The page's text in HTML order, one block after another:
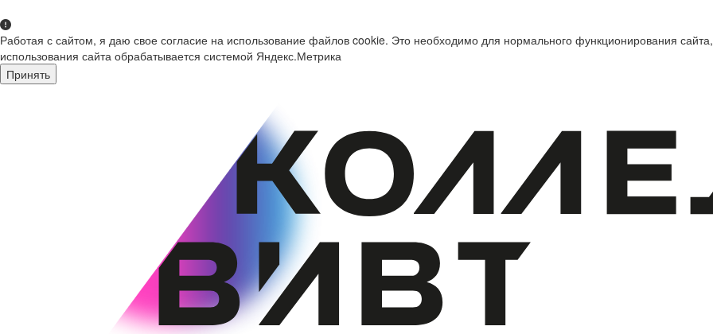
Работая с сайтом, я даю свое согласие на использование файлов cookie. Это необходимо для нормального функционирования
использования сайта обрабатывается системой Яндекс.Метрика
Принять